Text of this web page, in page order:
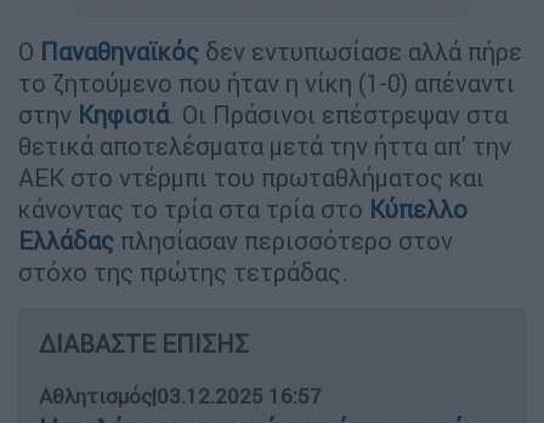
Ο Παναθηναϊκός δεν εντυπωσίασε αλλά πήρε
το ζητούμενο που ήταν η νίκη (1-0) απέναντι
στην Κηφισιά. Οι Πράσινοι επέστρεψαν στα
θετικά αποτελέσματα μετά την ήττα απ' την
ΑΕΚ στο ντέρμπι του πρωταθλήματος και
κάνοντας το τρία στα τρία στο Κύπελλο
Ελλάδας πλησίασαν περισσότερο στον
στόχο της πρώτης τετράδας.
ΔΙΑΒΑΣΤΕ ΕΠΙΣΗΣ
Αθλητισμός|03.12.2025 16:57